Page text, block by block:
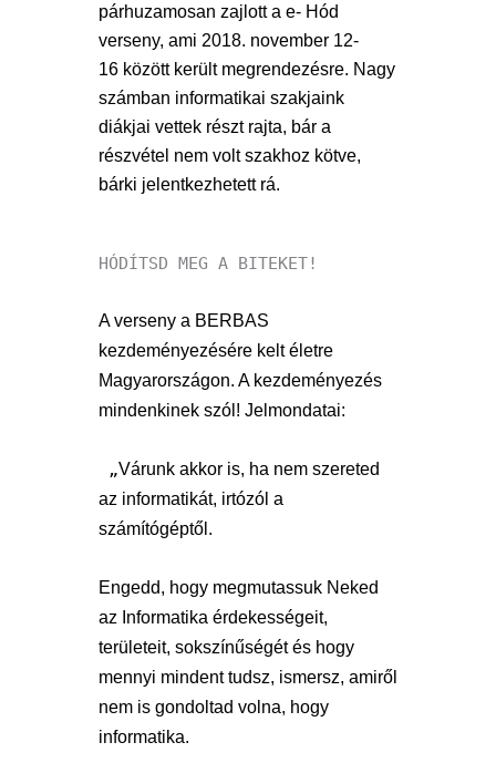
párhuzamosan zajlott a e- Hód
verseny, ami 2018. november 12-
16 között került megrendezésre. Nagy
számban informatikai szakjaink
diákjai vettek részt rajta, bár a
részvétel nem volt szakhoz kötve,
bárki jelentkezhetett rá.
HÓDÍTSD MEG A BITEKET!
A verseny a BERBAS
kezdeményezésére kelt életre
Magyarországon. A kezdeményezés
mindenkinek szól! Jelmondatai:
„Várunk akkor is, ha nem szereted
az informatikát, irtózól a
számítógéptől.
Engedd, hogy megmutassuk Neked
az Informatika érdekességeit,
területeit, sokszínűségét és hogy
mennyi mindent tudsz, ismersz, amiről
nem is gondoltad volna, hogy
informatika.